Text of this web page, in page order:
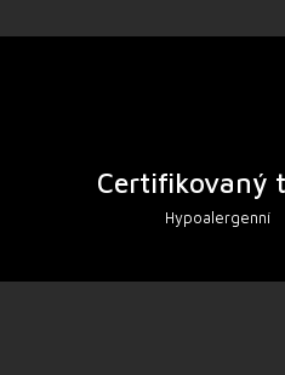
Certifikovaný
Hypoalergenní